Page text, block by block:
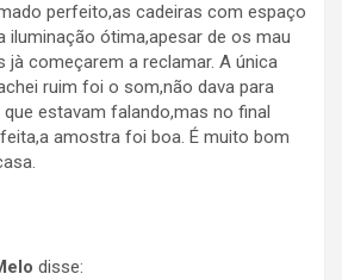
perfeito,as cadeiras com espaço
iluminação ótima,apesar de os mau
jà começarem a reclamar. A única
ruim foi o som,não dava para
estavam falando,mas no final
amostra foi boa. É muito bom
disse: